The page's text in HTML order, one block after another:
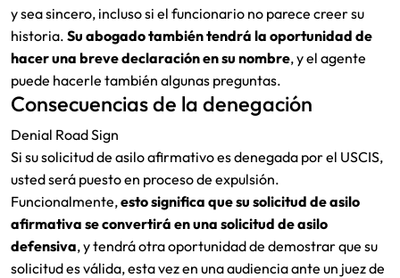
y sea sincero, incluso si el funcionario no parece creer su
historia. Su abogado también tendrá la oportunidad de
hacer una breve declaración en su nombre, y el agente
puede hacerle también algunas preguntas.
Consecuencias de la denegación
Denial Road Sign
Si su solicitud de asilo afirmativo es denegada por el USCIS,
usted será puesto en proceso de expulsión.
Funcionalmente,esto significa que su solicitud de asilo
afirmativa se convertirá en una solicitud de asilo
defensiva, y tendrá otra oportunidad de demostrar que su
solicitud es válida, esta vez en una audiencia ante un juez de